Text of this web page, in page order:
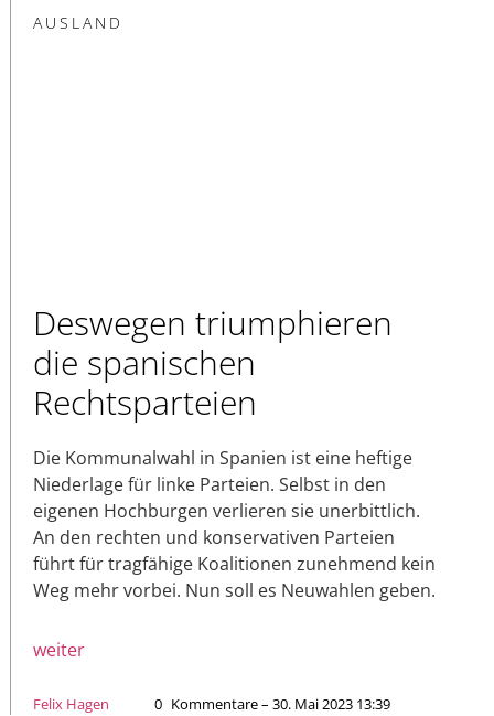
AUSLAND
Deswegen triumphieren
die spanischen
Rechtsparteien
Die Kommunalwahl in Spanien ist eine heftige
Niederlage für linke Parteien. Selbst in den
eigenen Hochburgen verlieren sie unerbittlich.
An den rechten und konservativen Parteien
führt für tragfähige Koalitionen zunehmend kein
Weg mehr vorbei. Nun soll es Neuwahlen geben.
weiter
Felix Hagen 0 Kommentare – 30. Mai 2023 13:39